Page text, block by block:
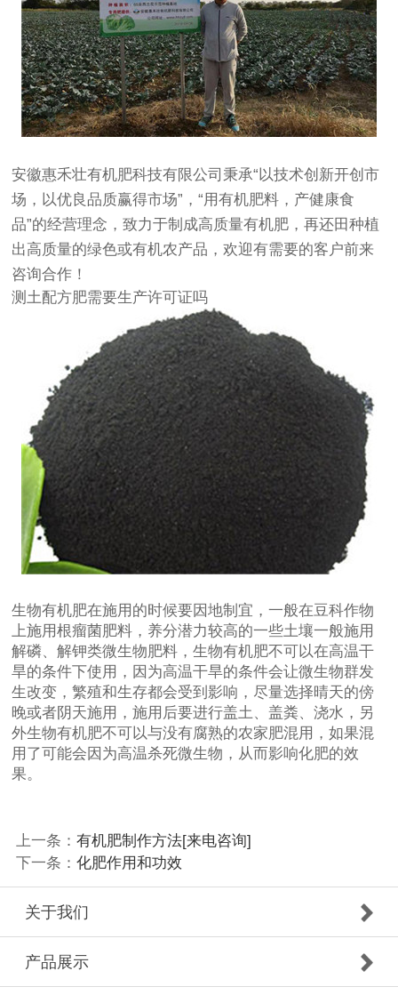
安徽惠禾壮有机肥科技有限公司秉承“以技术创新开创市
场，以优良品质赢得市场”，“用有机肥料，产健康食
品”的经营理念，致力于制成高质量有机肥，再还田种植
出高质量的绿色或有机农产品，欢迎有需要的客户前来
咨询合作！
测土配方肥需要生产许可证吗
生物有机肥在施用的时候要因地制宜，一般在豆科作物
上施用根瘤菌肥料，养分潜力较高的一些土壤一般施用
解磷、解钾类微生物肥料，生物有机肥不可以在高温干
旱的条件下使用，因为高温干旱的条件会让微生物群发
生改变，繁殖和生存都会受到影响，尽量选择晴天的傍
晚或者阴天施用，施用后要进行盖土、盖粪、浇水，另
外生物有机肥不可以与没有腐熟的农家肥混用，如果混
用了可能会因为高温杀死微生物，从而影响化肥的效
果。
上一条： 有机肥制作方法[来电咨询]
下一条： 化肥作用和功效
关于我们
产品展示